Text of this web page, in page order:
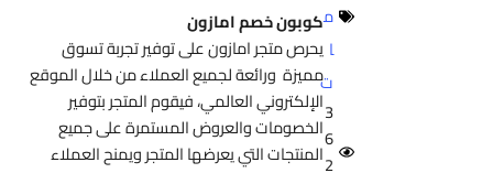
م
ت
2
كوبون خصم امازون
يحرص متجر امازون على توفير تجربة تسوق
مميزة ورائعة لجميع العملاء من خلال الموقع
الإلكتروني العالمي، فيقوم المتجر بتوفير
الخصومات والعروض المستمرة على جميع
المنتجات التي يعرضها المتجر ويمنح العملاء